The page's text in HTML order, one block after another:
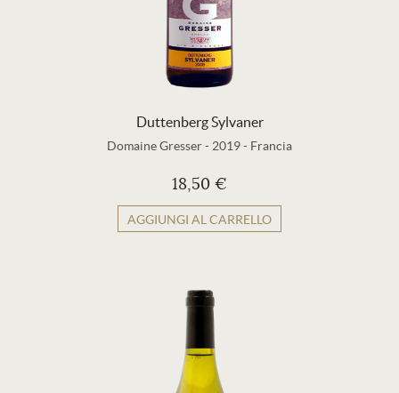
Duttenberg Sylvaner
Domaine Gresser- 2019- Francia
18,50 €
AGGIUNGI AL CARRELLO